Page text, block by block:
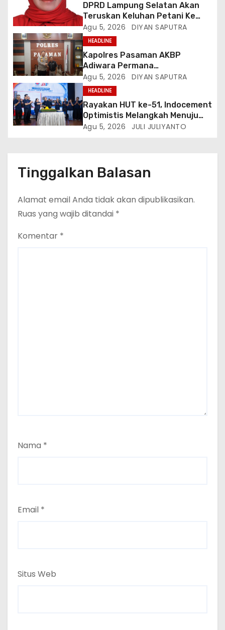
DPRD Lampung Selatan Akan
Teruskan Keluhan Petani Ke
Dinas Terkait, Minta Audit
Penyaluran Pupuk Bersubsidi Di
Desa Budi Lestari
Agu 5, 2026 DIYAN SAPUTRA
HEADLINE
Kapolres Pasaman AKBP
Adiwara Permana
Anggawisastra S.I.K. Sambut
Kedatangan Kepala Cakrawala
Tv Sumatera Barat
Agu 5, 2026 DIYAN SAPUTRA
HEADLINE
Rayakan HUT ke-51, Indocement
Optimistis Melangkah Menuju
Masa Depan Lebih Hijau
Agu 5, 2026 JULI JULIYANTO
Tinggalkan Balasan
Alamat email Anda tidak akan dipublikasikan.
Ruas yang wajib ditandai *
Komentar *
Nama *
Email *
Situs Web